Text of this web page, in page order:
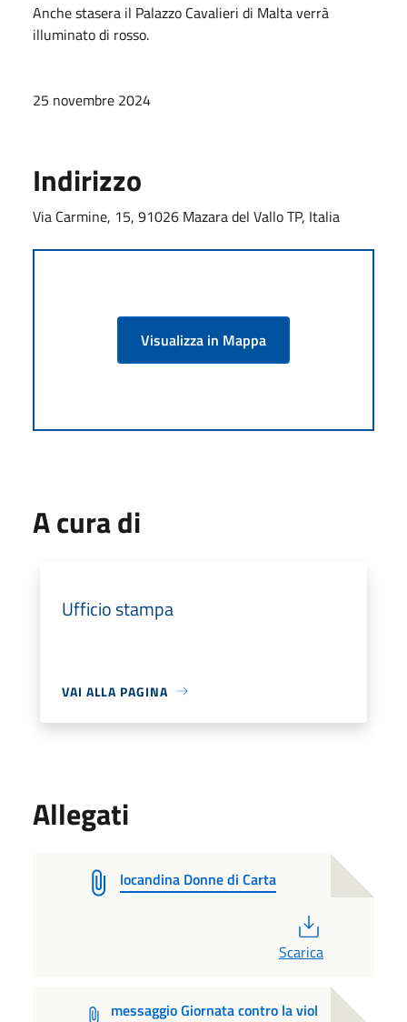
Anche stasera il Palazzo Cavalieri di Malta verrà
illuminato di rosso.
25 novembre 2024
Indirizzo
Via Carmine, 15, 91026 Mazara del Vallo TP, Italia
Visualizza in Mappa
A cura di
Ufficio stampa
VAI ALLA PAGINA
Allegati
locandina Donne di Carta
Scarica
messaggio Giornata contro la viol